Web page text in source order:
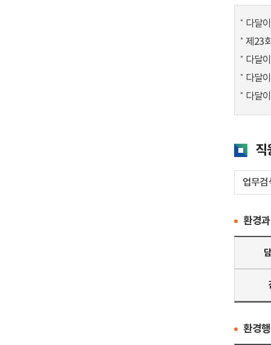
다달
제23
다달
다달
다달
직
환경과
환경